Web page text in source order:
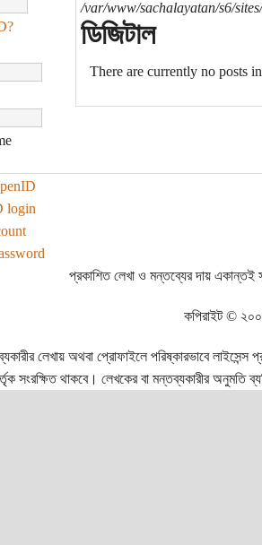
login
/var/www/sachalayatan/s6/
ডিজিটাল
There are currently no posts
প্রকাশিত লেখা ও মন্তব্যের দায় একান্তই
কপিরাইট ©
লেখায় অথবা প্রোফাইলে পরিষ্কারভাবে লাইসেন্স
সংরক্ষিত থাকবে। লেখকের বা মন্তব্যকারীর অনুমতি